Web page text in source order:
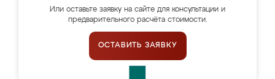
Или оставьте заявку на сайте для консультации и
предварительного расчёта стоимости.
ОСТАВИТЬ ЗАЯВКУ